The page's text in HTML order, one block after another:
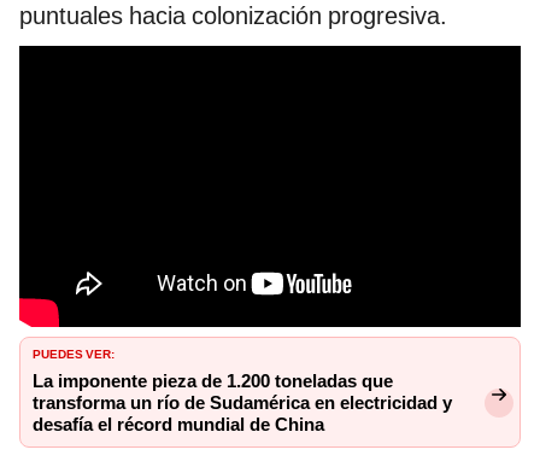
puntuales hacia colonización progresiva.
PUEDES VER:
La imponente pieza de 1.200 toneladas que
transforma un río de Sudamérica en electricidad y
desafía el récord mundial de China